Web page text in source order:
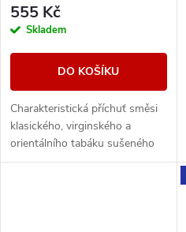
555 Kč
Skladem
DO KOŠÍKU
Charakteristická příchuť směsi
klasického, virginského a
orientálního tabáku sušeného
žárem slunce.